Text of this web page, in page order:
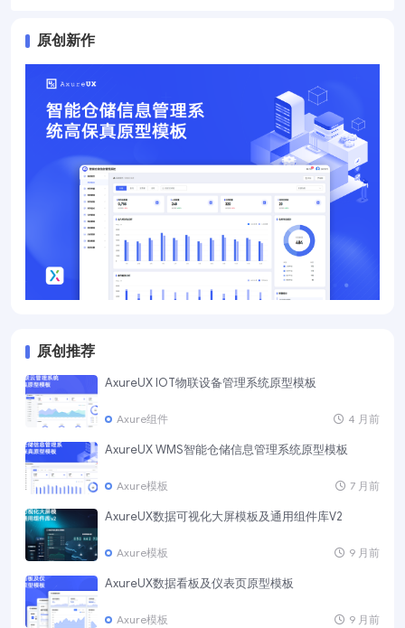
原创新作
原创推荐
AxureUX IOT物联设备管理系统原型模板
Axure组件 4 月前
AxureUX WMS智能仓储信息管理系统原型模板
Axure模板 7 月前
AxureUX数据可视化大屏模板及通用组件库V2
Axure模板 9 月前
AxureUX数据看板及仪表页原型模板
Axure模板 9 月前